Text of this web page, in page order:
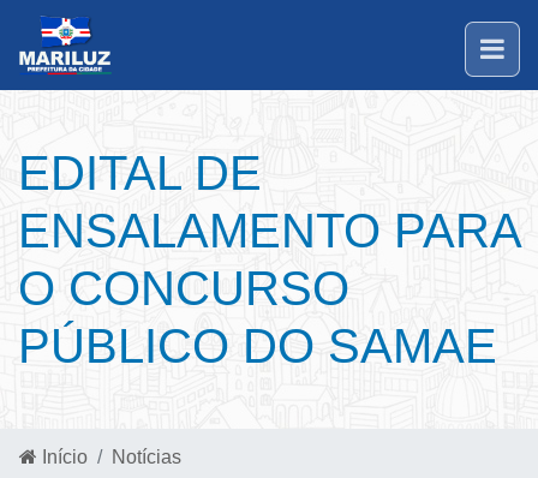
EDITAL DE
ENSALAMENTO PARA
O CONCURSO
PÚBLICO DO SAMAE
Início Notícias